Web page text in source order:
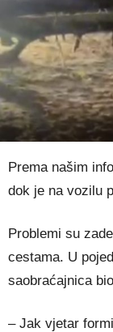
Prema našim
dok je na vozilu
Problemi su
cestama. U
saobraćajnica
– Jak vjetar